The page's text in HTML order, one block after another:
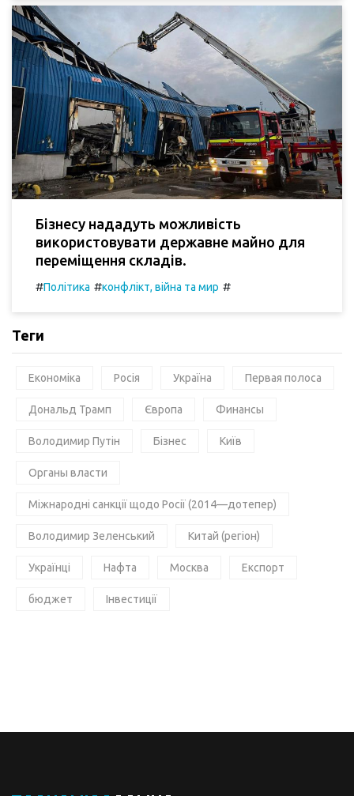
Бізнесу нададуть можливість
використовувати державне майно для
переміщення складів.
#Політика #конфлікт, війна та мир #
Теги
Економіка Росія Україна Первая полоса
Дональд Трамп Європа Финансы
Володимир Путін Бізнес Київ
Органы власти
Міжнародні санкції щодо Росії (2014—дотепер)
Володимир Зеленський Китай (регіон)
Українці Нафта Москва Експорт
бюджет Інвестиції